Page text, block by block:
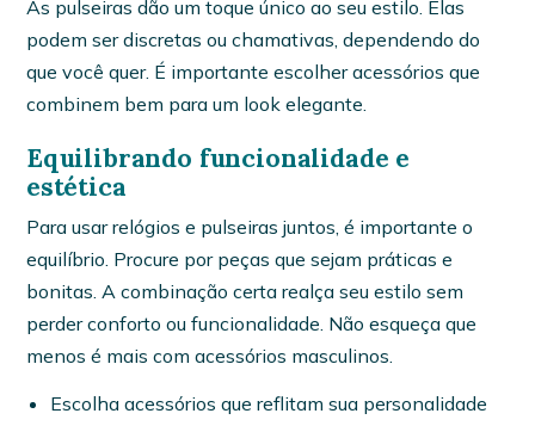
As pulseiras dão um toque único ao seu estilo. Elas
podem ser discretas ou chamativas, dependendo do
que você quer. É importante escolher acessórios que
combinem bem para um look elegante.
Equilibrando funcionalidade e
estética
Para usar relógios e pulseiras juntos, é importante o
equilíbrio. Procure por peças que sejam práticas e
bonitas. A combinação certa realça seu estilo sem
perder conforto ou funcionalidade. Não esqueça que
menos é mais com acessórios masculinos.
Escolha acessórios que reflitam sua personalidade